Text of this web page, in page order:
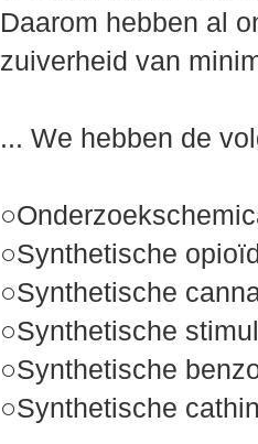
Daarom hebben al
zuiverheid van
... We hebben de
○Synthetische
○Synthetische
○Synthetische
○Synthetische
○Synthetische